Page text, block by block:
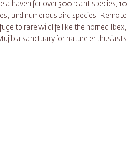
a haven for over 300 plant species, 10
and numerous bird species. Remote
to rare wildlife like the horned Ibex,
a sanctuary for nature enthusiasts.